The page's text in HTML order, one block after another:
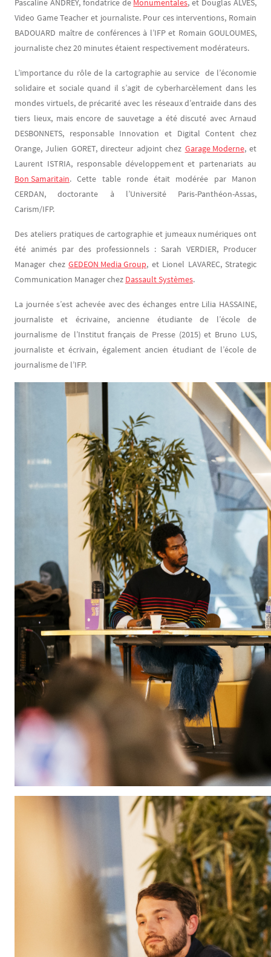
Pascaline ANDREY, fondatrice de Monumentales, et Douglas ALVES,
Video Game Teacher et journaliste. Pour ces interventions, Romain
BADOUARD maître de conférences à l’IFP et Romain GOULOUMES,
journaliste chez 20 minutes étaient respectivement modérateurs.
L’importance du rôle de la cartographie au service de l’économie
solidaire et sociale quand il s’agit de cyberharcèlement dans les
mondes virtuels, de précarité avec les réseaux d’entraide dans des
tiers lieux, mais encore de sauvetage a été discuté avec Arnaud
DESBONNETS, responsable Innovation et Digital Content chez
Orange, Julien GORET, directeur adjoint chez Garage Moderne, et
Laurent ISTRIA, responsable développement et partenariats au
Bon Samaritain. Cette table ronde était modérée par Manon
CERDAN, doctorante à l’Université Paris-Panthéon-Assas,
Carism/IFP.
Des ateliers pratiques de cartographie et jumeaux numériques ont
été animés par des professionnels : Sarah VERDIER, Producer
Manager chez GEDEON Media Group, et Lionel LAVAREC, Strategic
Communication Manager chez Dassault Systèmes.
La journée s’est achevée avec des échanges entre Lilia HASSAINE,
journaliste et écrivaine, ancienne étudiante de l’école de
journalisme de l’Institut français de Presse (2015) et Bruno LUS,
journaliste et écrivain, également ancien étudiant de l’école de
journalisme de l’IFP.